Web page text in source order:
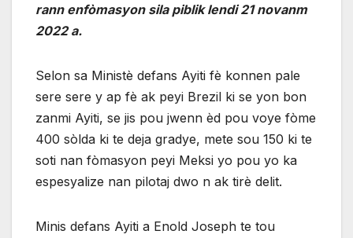
rann enfòmasyon sila piblik lendi 21 novanm
2022 a.
Selon sa Ministè defans Ayiti fè konnen pale
sere sere y ap fè ak peyi Brezil ki se yon bon
zanmi Ayiti, se jis pou jwenn èd pou voye fòme
400 sòlda ki te deja gradye, mete sou 150 ki te
soti nan fòmasyon peyi Meksi yo pou yo ka
espesyalize nan pilotaj dwo n ak tirè delit.
Minis defans Ayiti a Enold Joseph te tou